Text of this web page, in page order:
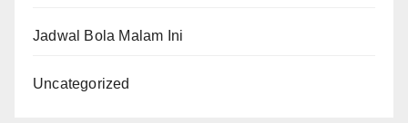
Jadwal Bola Malam Ini
Uncategorized